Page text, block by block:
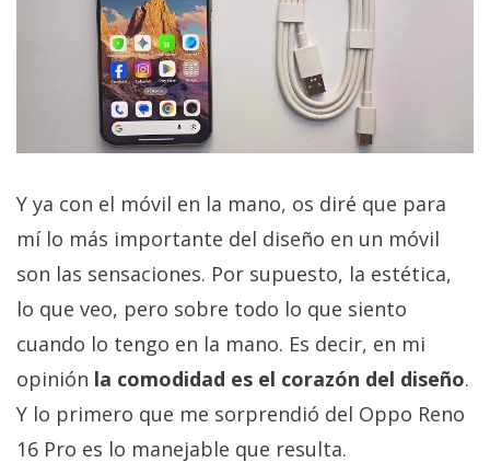
Y ya con el móvil en la mano, os diré que para
mí lo más importante del diseño en un móvil
son las sensaciones. Por supuesto, la estética,
lo que veo, pero sobre todo lo que siento
cuando lo tengo en la mano. Es decir, en mi
opinión la comodidad es el corazón del diseño.
Y lo primero que me sorprendió del Oppo Reno
16 Pro es lo manejable que resulta.